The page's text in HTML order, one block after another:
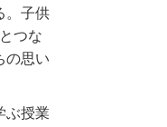
。子供
つな
の思い
ぶ授業